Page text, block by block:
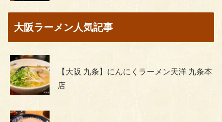
大阪ラーメン人気記事
【大阪 九条】にんにくラーメン天洋 九条本
店